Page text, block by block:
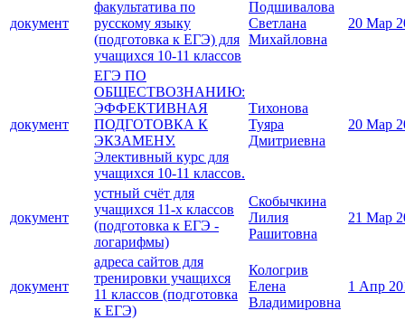
документ
факультатива по
русскому языку
(подготовка к ЕГЭ) для
учащихся 10-11 классов
Подшивалова
Светлана
Михайловна
20 Мар
документ
ЕГЭ ПО
ОБЩЕСТВОЗНАНИЮ:
ЭФФЕКТИВНАЯ
ПОДГОТОВКА К
ЭКЗАМЕНУ.
Элективный курс для
учащихся 10-11 классов.
Тихонова
Туяра
Дмитриевна
20 Мар
документ
устный счёт для
учащихся 11-х классов
(подготовка к ЕГЭ -
логарифмы)
Скобычкина
Лилия
Рашитовна
21 Мар
документ
адреса сайтов для
тренировки учащихся
11 классов (подготовка
к ЕГЭ)
Кологрив
Елена
Владимировна
1 Апр